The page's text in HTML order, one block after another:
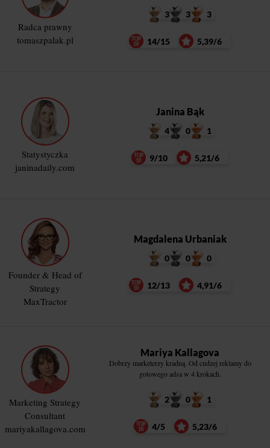
Radca prawny
tomaszpalak.pl
3 3 3
14/15 5,39/6
Statystyczka
janinadaily.com
Janina Bąk
4 0 1
9/10 5,21/6
Founder & Head of
Strategy
MaxTractor
Magdalena Urbaniak
0 0 0
12/13 4,91/6
Marketing Strategy
Consultant
mariyakallagova.com
Mariya Kallagova
Dobrzy marketerzy kradną. Od cudzej reklamy do
gotowego adsa w 4 krokach.
2 0 1
4/5 5,23/6